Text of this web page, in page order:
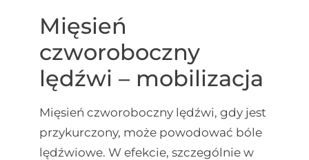
Mięsień
czworoboczny
lędźwi – mobilizacja
Mięsień czworoboczny lędźwi, gdy jest
przykurczony, może powodować bóle
lędźwiowe. W efekcie, szczególnie w